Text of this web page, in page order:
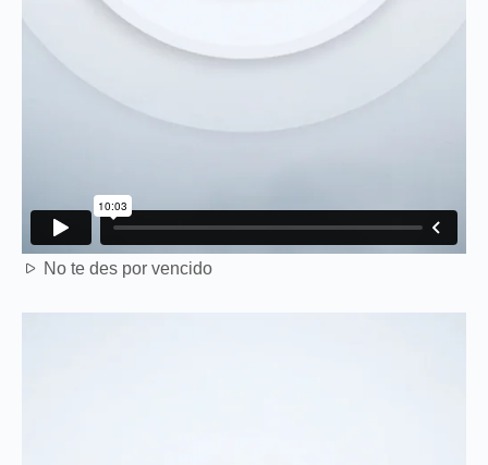
No te des por vencido